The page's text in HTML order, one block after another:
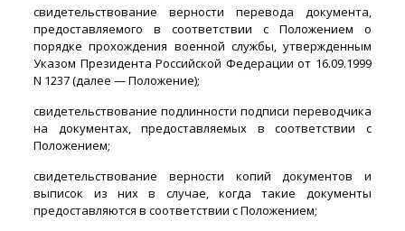
свидетельствование верности перевода документа,
предоставляемого в соответствии с Положением о
порядке прохождения военной службы, утвержденным
Указом Президента Российской Федерации от 16.09.1999
N 1237 (далее — Положение);
свидетельствование подлинности подписи переводчика
на документах, предоставляемых в соответствии с
Положением;
свидетельствование верности копий документов и
выписок из них в случае, когда такие документы
предоставляются в соответствии с Положением;